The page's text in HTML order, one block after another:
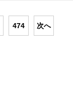
474 次へ